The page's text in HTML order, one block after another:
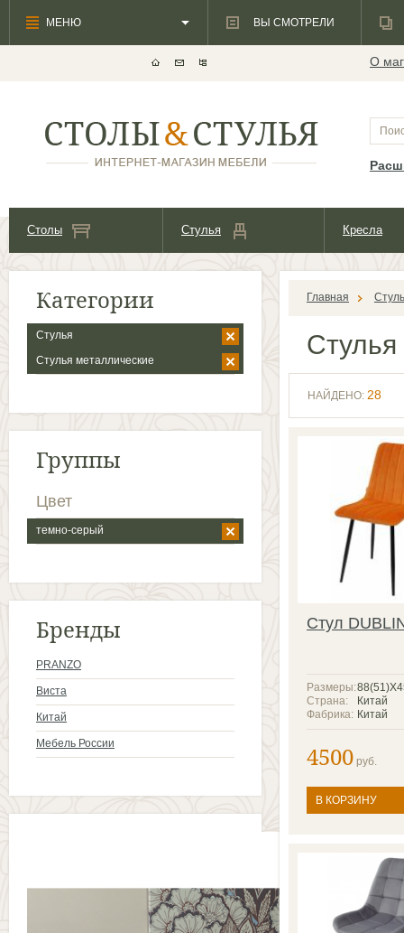
О
Столы Стулья Кресла
Категории
Стулья
Стулья металлические
Группы
Цвет
темно-серый
Бренды
PRANZO
Виста
Китай
Мебель России
Главная
Стулья
НАЙДЕНО: 28
Стул
Размеры:
Китай
Страна:
Китай
Фабрика:
4500 руб.
В КОРЗИНУ
МЕНЮ ВЫ СМОТРЕЛИ